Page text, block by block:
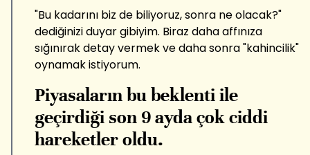
"Bu kadarını biz de biliyoruz, sonra ne olacak?"
dediğinizi duyar gibiyim. Biraz daha affınıza
sığınırak detay vermek ve daha sonra "kahincilik"
oynamak istiyorum.
Piyasaların bu beklenti ile
geçirdiği son 9 ayda çok ciddi
hareketler oldu.